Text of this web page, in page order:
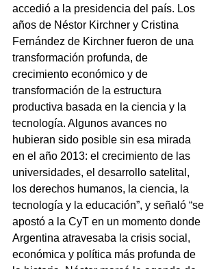
accedió a la presidencia del país. Los
años de Néstor Kirchner y Cristina
Fernández de Kirchner fueron de una
transformación profunda, de
crecimiento económico y de
transformación de la estructura
productiva basada en la ciencia y la
tecnología. Algunos avances no
hubieran sido posible sin esa mirada
en el año 2013: el crecimiento de las
universidades, el desarrollo satelital,
los derechos humanos, la ciencia, la
tecnología y la educación”, y señaló “se
apostó a la CyT en un momento donde
Argentina atravesaba la crisis social,
económica y política más profunda de